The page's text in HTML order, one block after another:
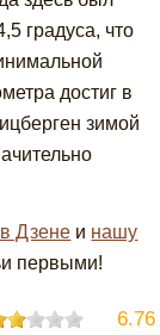
градуса, что
достиг в
зимой
Дзене и нашу
первыми!
6.76